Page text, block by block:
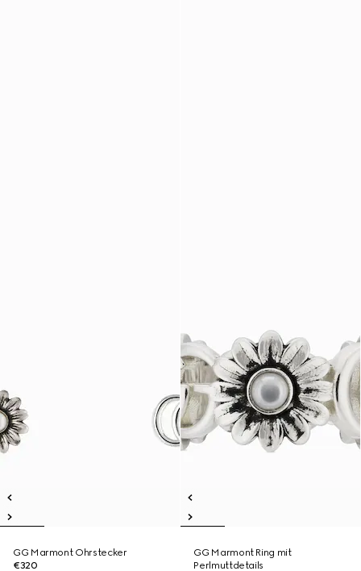
GG Marmont Ohrstecker
€320
GG Marmont Ring mit
Perlmuttdetails